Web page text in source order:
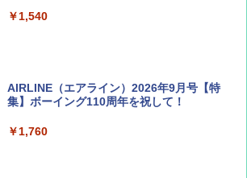
￥1,540
AIRLINE（エアライン）2026年9月号【特
集】ボーイング110周年を祝して！
￥1,760